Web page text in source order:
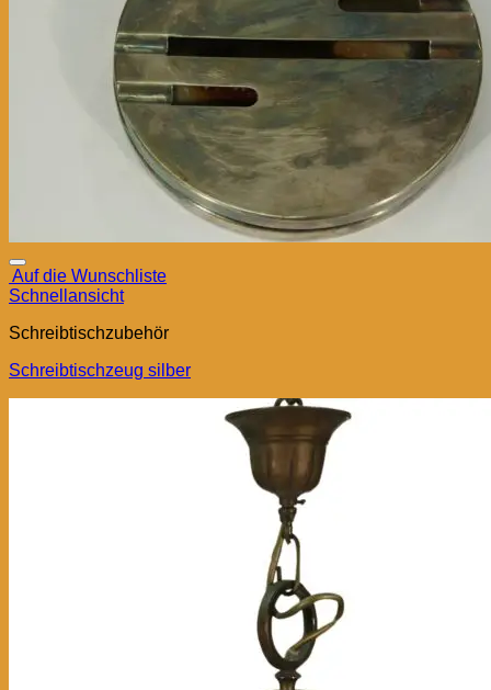
Auf die Wunschliste
Schnellansicht
Schreibtischzubehör
Schreibtischzeug silber